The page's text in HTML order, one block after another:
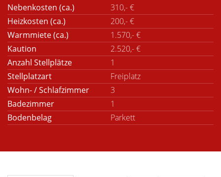
Nebenkosten (ca.)
310,- €
Heizkosten (ca.)
200,- €
Warmmiete (ca.)
1.570,- €
Kaution
2.520,- €
Anzahl Stellplätze
1
Stellplatzart
Freiplatz
Wohn- / Schlafzimmer
3
Badezimmer
1
Bodenbelag
Parkett